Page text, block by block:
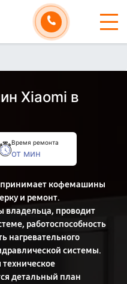
Xiaomi в
Время ремонта
от мин
принимает кофемашины
и ремонт.
владельца, проводит
работоспособность
нагревательного
системы.
техническое
детальный план